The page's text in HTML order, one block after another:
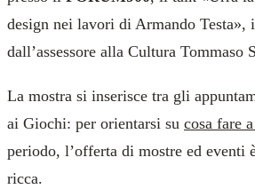
design nei lavori di Armando Testa»,
dall’assessore alla Cultura Tommaso
La mostra si inserisce tra gli
ai Giochi: per orientarsi su cosa fare
periodo, l’offerta di mostre ed eventi
ricca.